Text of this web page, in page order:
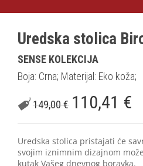
Uredska stolica
SENSE KOLEKCIJA
Boja: Crna; Materijal: Eko koža;
149,00€ 110,41 €
Uredska stolica pristajati će
svojim iznimnim dizajnom
kutak Vašeg dnevnog boravka.